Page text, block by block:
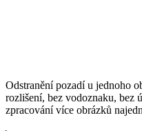
Odstranění pozadí u jednoho
rozlišení, bez vodoznaku, bez
zpracování více obrázků